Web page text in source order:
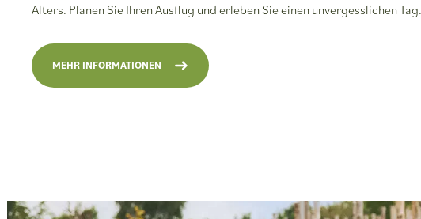
Alters. Planen Sie Ihren Ausflug und erleben Sie einen unvergesslichen Tag.
MEHR INFORMATIONEN